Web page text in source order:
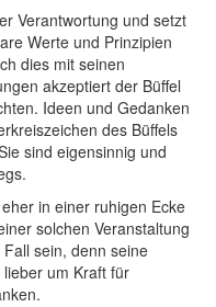
Verantwortung und setzt
Werte und Prinzipien
dies mit seinen
akzeptiert der Büffel
Ideen und Gedanken
des Büffels
sind eigensinnig und
in einer ruhigen Ecke
solchen Veranstaltung
sein, denn seine
um Kraft für